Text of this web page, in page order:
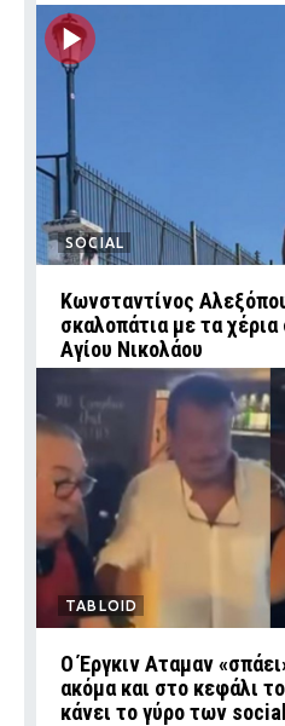
SOCIAL
Κωνσταντίνος
σκαλοπάτια με τα
Αγίου Νικολάου
TABLOID
Ο Έργκιν Αταμαν
ακόμα και στο κεφάλι
κάνει το γύρο των social